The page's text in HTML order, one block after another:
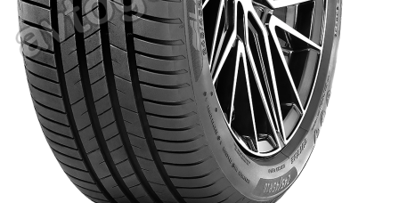
Баланс на автомобилните гуми